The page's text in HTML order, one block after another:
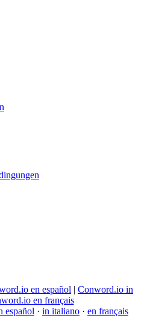
en español | Conword.io in
en français
español · in italiano · en français